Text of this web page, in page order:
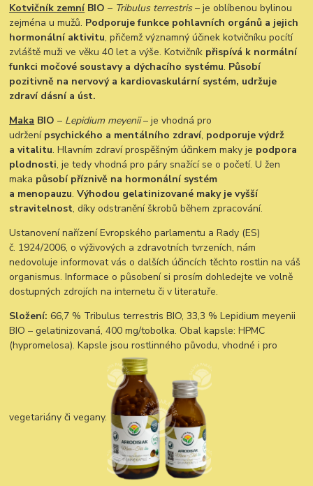
Kotvičník zemníBIO – Tribulus terrestris– je oblíbenou bylinou
zejména u mužů. Podporuje funkce pohlavních orgánů a jejich
hormonální aktivitu, přičemž významný účinek kotvičníku pocítí
zvláště muži ve věku 40 let a výše. Kotvičník přispívá k normální
funkci močové soustavy a dýchacího systému. Působí
pozitivně na nervový a kardiovaskulární systém, udržuje
zdraví dásní a úst.
Maka BIO – Lepidium meyenii– je vhodná pro
udržení psychického a mentálního zdraví, podporuje výdrž
a vitalitu. Hlavním zdraví prospěšným účinkem maky je podpora
plodnosti, je tedy vhodná pro páry snažící se o početí. U žen
maka působí příznivě na hormonální systém
a menopauzu.Výhodou gelatinizované maky je vyšší
stravitelnost, díky odstranění škrobů během zpracování.
Ustanovení nařízení Evropského parlamentu a Rady (ES)
č. 1924/2006, o výživových a zdravotních tvrzeních, nám
nedovoluje informovat vás o dalších účincích těchto rostlin na váš
organismus. Informace o působení si prosím dohledejte ve volně
dostupných zdrojích na internetu či v literatuře.
Složení: 66,7 % Tribulus terrestris BIO, 33,3 % Lepidium meyenii
BIO – gelatinizovaná, 400 mg/tobolka. Obal kapsle: HPMC
(hypromelosa). Kapsle jsou rostlinného původu, vhodné i pro
vegetariány či vegany.